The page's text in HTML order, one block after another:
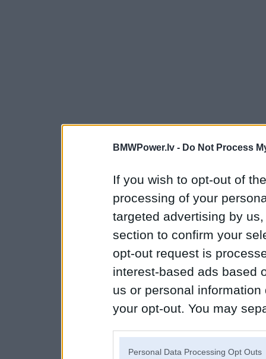
BMWPower.lv - Do Not Process
If you wish to opt-out of
processing of your
targeted advertising by
section to confirm your
opt-out request is
interest-based ads based
us or personal
your opt-out. You may
Personal Data Processing Opt Outs